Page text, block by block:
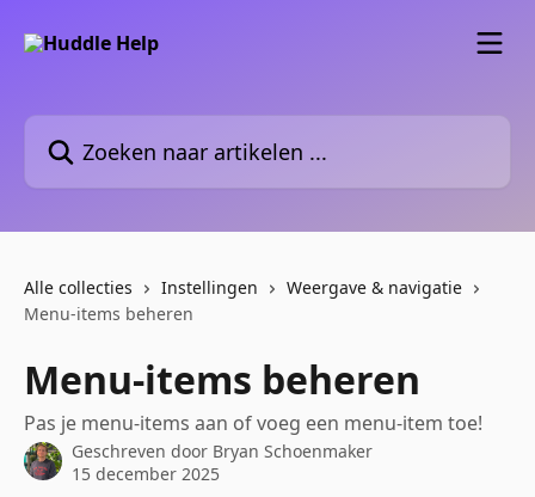
Zoeken naar artikelen ...
Alle collecties Instellingen
Weergave & navigatie
Menu-items beheren
Menu-items beheren
Pas je menu-items aan of voeg een menu-item toe!
Geschreven door Bryan Schoenmaker
15 december 2025